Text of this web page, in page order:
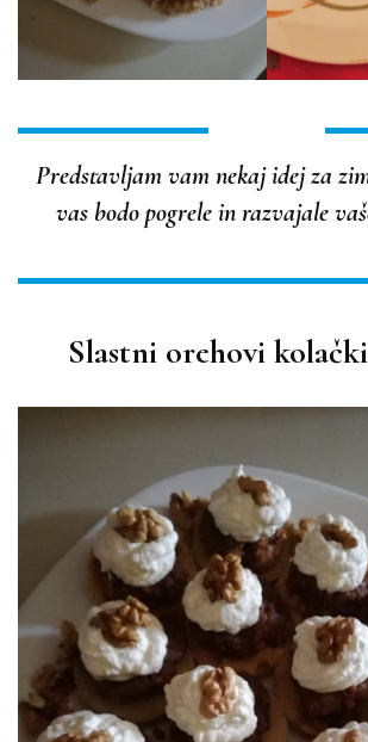
Predstavljam vam nekaj idej za
vas bodo pogrele in razvajale
Slastni orehovi